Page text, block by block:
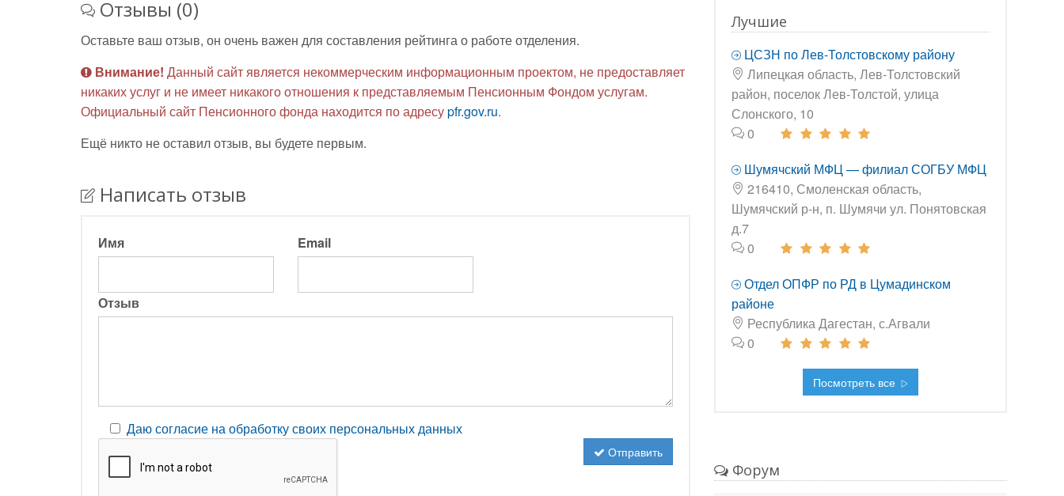
Отзывы (0)
Оставьте ваш отзыв, он очень важен для составления рейтинга о работе отделения.
Внимание! Данный сайт является некоммерческим информационным проектом, не предоставляет
никаких услуг и не имеет никакого отношения к представляемым Пенсионным Фондом услугам.
Официальный сайт Пенсионного фонда находится по адресуpfr.gov.ru.
Ещё никто не оставил отзыв, вы будете первым.
Написать отзыв
Имя Email
Отзыв
Даю согласие на обработку своих персональных данных
Отправить
Лучшие
ЦСЗН по Лев-Толстовскому району
Липецкая область, Лев-Толстовский
район, поселок Лев-Толстой, улица
Слонского, 10
0
Шумячский МФЦ — филиал СОГБУ МФЦ
216410, Смоленская область,
Шумячский р-н, п. Шумячи ул. Понятовская
д.7
0
Отдел ОПФР по РД в Цумадинском
районе
Республика Дагестан, с.Агвали
0
Посмотреть все
Форум